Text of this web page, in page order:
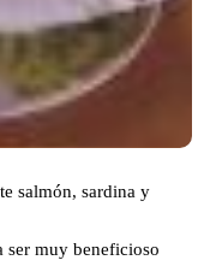
salmón, sardina y
ser muy beneficioso